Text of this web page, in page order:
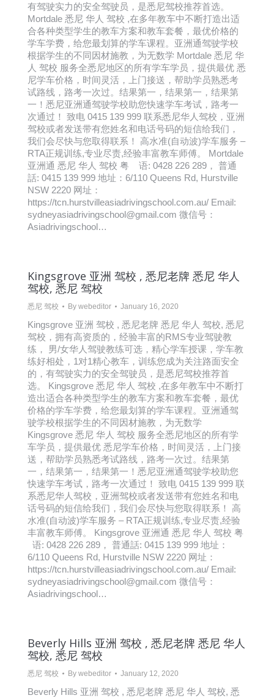
有驾驶实力的安全驾驶员，是悉尼驾校推荐首选。
Mortdale 悉尼 华人 驾校 ,在多年教车中不断打造出适
合各种类型学生的教车方案和教车套餐，最优价格的
学车学费，给您最划算的学车课程。亚洲通驾驶学校
根据学生的不同因材施教，为无数学 Mortdale 悉尼 华
人 驾校 服务全悉尼地区的所有学车学员，提供最优 悉
尼学车价格，时间灵活，上门接送，帮助学员熟悉考
试路线，路考一次过。结果第一，结果第一，结果第
一！悉尼亚洲通驾驶学校助您快速学车考试，路考一
次通过！ 致电 0415 139 999 联系悉尼华人驾校，亚洲
驾校或者发送带有您姓名和电话号码的短信给我们，
我们会尽快与您取得联系！ 高水准(自动波)学车服务 –
RTA正规训练,专业尽责,经验丰富教车师傅。 Mortdale
亚洲通 悉尼 华人 驾校 粤 语: 0428 226 289， 普通
話: 0415 139 999 地址：6/110 Queens Rd, Hurstville
NSW 2220 网址：
https://tcn.hurstvilleasiadrivingschool.com.au/ Email:
sydneyasiadrivingschool@gmail.com 微信号：
Asiadrivingschool…
Kingsgrove 亚洲 驾校 , 悉尼老牌 悉尼 华人
驾校, 悉尼 驾校
悉尼 驾校 By webeditor January 16, 2020
Kingsgrove 亚洲 驾校 , 悉尼老牌 悉尼 华人 驾校, 悉尼
驾校，拥有高资质的，经验丰富的RMS专业驾驶教
练， 男/女华人驾驶教练可选，精心学车授课，学车教
练好相处，1对1精心教车，训练您成为关注路面安全
的，有驾驶实力的安全驾驶员，是悉尼驾校推荐首
选。 Kingsgrove 悉尼 华人 驾校 ,在多年教车中不断打
造出适合各种类型学生的教车方案和教车套餐，最优
价格的学车学费，给您最划算的学车课程。亚洲通驾
驶学校根据学生的不同因材施教，为无数学
Kingsgrove 悉尼 华人 驾校 服务全悉尼地区的所有学
车学员，提供最优 悉尼学车价格，时间灵活，上门接
送，帮助学员熟悉考试路线，路考一次过。结果第
一，结果第一，结果第一！悉尼亚洲通驾驶学校助您
快速学车考试，路考一次通过！ 致电 0415 139 999 联
系悉尼华人驾校，亚洲驾校或者发送带有您姓名和电
话号码的短信给我们，我们会尽快与您取得联系！ 高
水准(自动波)学车服务 – RTA正规训练,专业尽责,经验
丰富教车师傅。 Kingsgrove 亚洲通 悉尼 华人 驾校 粤
语: 0428 226 289， 普通話: 0415 139 999 地址：
6/110 Queens Rd, Hurstville NSW 2220 网址：
https://tcn.hurstvilleasiadrivingschool.com.au/ Email:
sydneyasiadrivingschool@gmail.com 微信号：
Asiadrivingschool…
Beverly Hills 亚洲 驾校 , 悉尼老牌 悉尼 华人
驾校, 悉尼 驾校
悉尼 驾校 By webeditor January 12, 2020
Beverly Hills 亚洲 驾校 , 悉尼老牌 悉尼 华人 驾校, 悉